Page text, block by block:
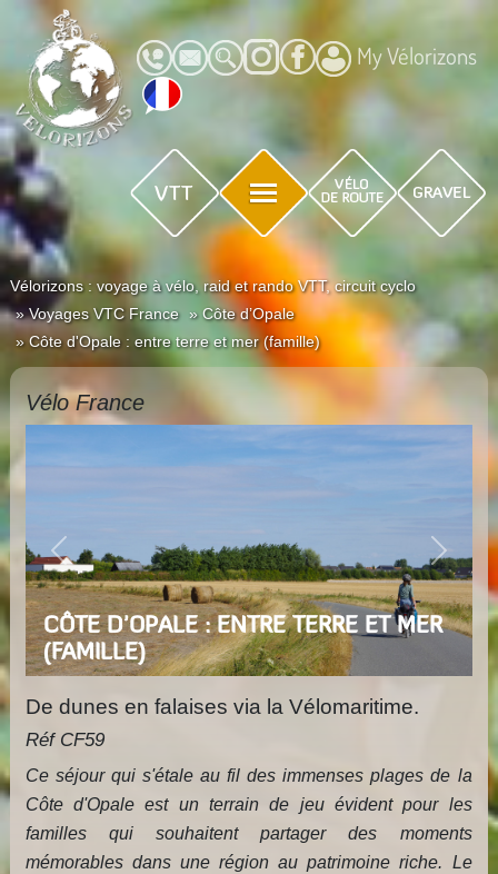
My Vélorizons
Vélorizons : voyage à vélo, raid et rando VTT, circuit cyclo
Voyages VTC France
Côte d’Opale
Côte d'Opale : entre terre et mer (famille)
Vélo France
Previous Next
CÔTE D'OPALE : ENTRE TERRE ET MER
(FAMILLE)
De dunes en falaises via la Vélomaritime.
Réf CF59
Ce séjour qui s'étale au fil des immenses plages de la
Côte d'Opale est un terrain de jeu évident pour les
familles qui souhaitent partager des moments
mémorables dans une région au patrimoine riche. Le